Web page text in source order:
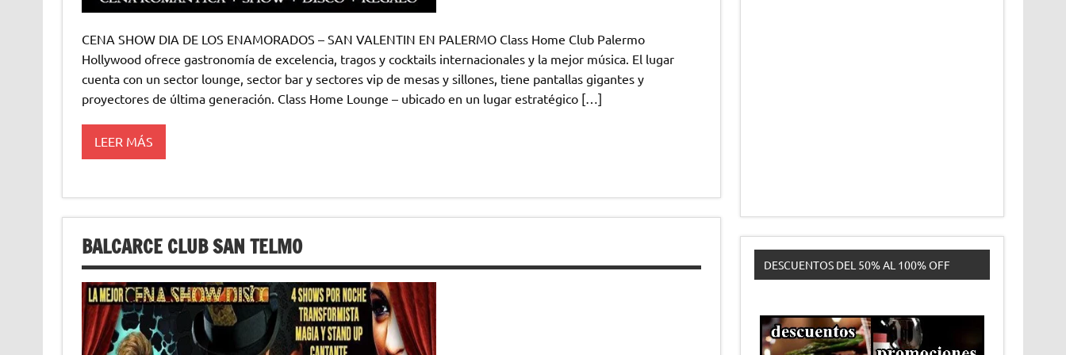
CENA SHOW DIA DE LOS ENAMORADOS – SAN VALENTIN EN PALERMO Class Home Club Palermo
Hollywood ofrece gastronomía de excelencia, tragos y cocktails internacionales y la mejor música. El lugar
cuenta con un sector lounge, sector bar y sectores vip de mesas y sillones, tiene pantallas gigantes y
proyectores de última generación. Class Home Lounge – ubicado en un lugar estratégico […]
LEER MÁS
BALCARCE CLUB SAN TELMO
DESCUENTOS DEL 50% AL 100% OFF